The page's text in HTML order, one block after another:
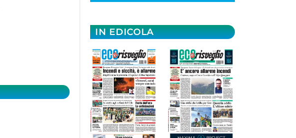
IN EDICOLA